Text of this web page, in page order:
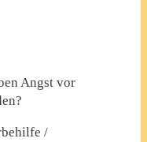
Angst vor
/